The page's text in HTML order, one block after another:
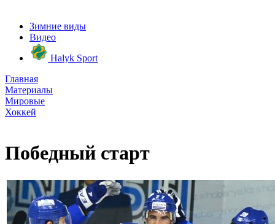
Зимние виды
Видео
Halyk Sport
Главная
Материалы
Мировые
Хоккей
Победный старт